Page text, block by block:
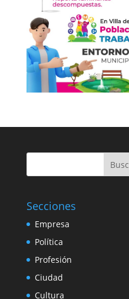
Secciones
Empresa
Política
Profesión
Ciudad
Cultura